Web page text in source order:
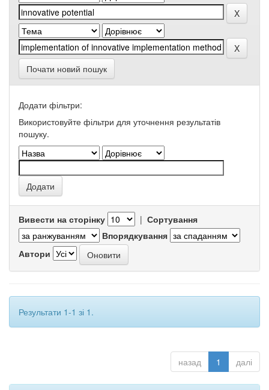
Почати новий пошук
Додати фільтри:
Використовуйте фільтри для уточнення результатів
пошуку.
Вивести на сторінку | Сортування
Впорядкування
Автори
Результати 1-1 зі 1.
назад 1 далі